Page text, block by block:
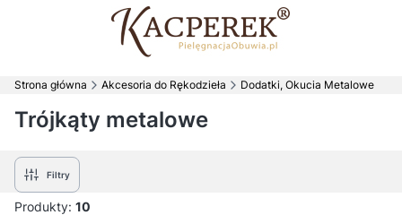
Strona główna Akcesoria do Rękodzieła Dodatki, Okucia Metalowe
Trójkąty metalowe
Filtry
Produkty: 10